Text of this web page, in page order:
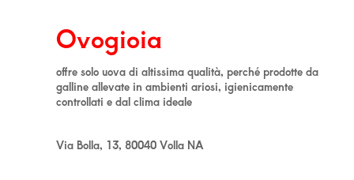
Ovogioia
offre solo uova di altissima qualità, perché prodotte da
galline allevate in ambienti ariosi, igienicamente
controllati e dal clima ideale
Via Bolla, 13, 80040 Volla NA